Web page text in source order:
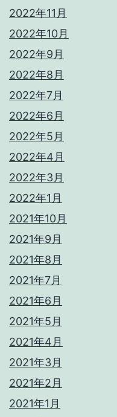
2022年11月
2022年10月
2022年9月
2022年8月
2022年7月
2022年6月
2022年5月
2022年4月
2022年3月
2022年1月
2021年10月
2021年9月
2021年8月
2021年7月
2021年6月
2021年5月
2021年4月
2021年3月
2021年2月
2021年1月